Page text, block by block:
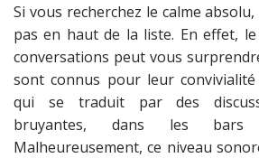
Si vous recherchez le calme
pas en haut de la liste. En effet,
conversations peut vous
sont connus pour leur
qui se traduit par des
bruyantes, dans les bars
Malheureusement, ce niveau